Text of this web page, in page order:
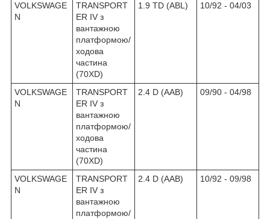
VOLKSWAGE
N
TRANSPORT
ER IV з
вантажною
платформою/
ходова
частина
(70XD)
1.9 TD (ABL) 10/92 - 04/03
VOLKSWAGE
N
TRANSPORT
ER IV з
вантажною
платформою/
ходова
частина
(70XD)
2.4 D (AAB) 09/90 - 04/98
VOLKSWAGE
N
TRANSPORT
ER IV з
вантажною
платформою/
2.4 D (AAB) 10/92 - 09/98